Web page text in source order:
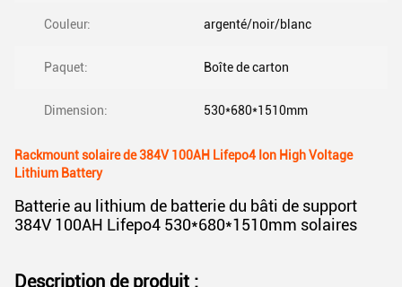
Couleur: argenté/noir/blanc
Paquet: Boîte de carton
Dimension: 530*680*1510mm
Rackmount solaire de 384V 100AH Lifepo4 Ion High Voltage
Lithium Battery
Batterie au lithium de batterie du bâti de support
384V 100AH Lifepo4 530*680*1510mm solaires
Description de produit :